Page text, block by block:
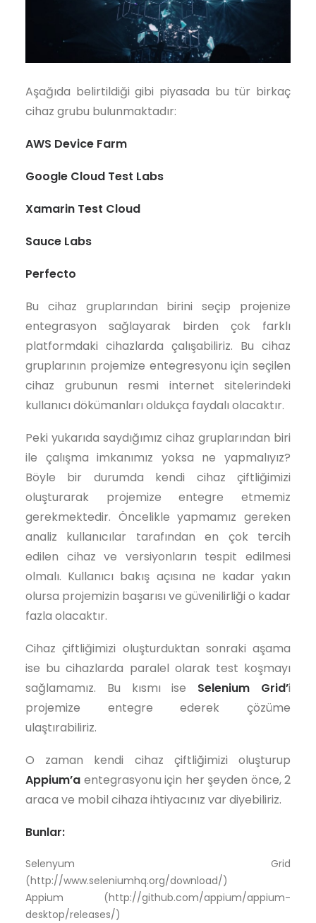
Aşağıda belirtildiği gibi piyasada bu tür birkaç
cihaz grubu bulunmaktadır:
AWS Device Farm
Google Cloud Test Labs
Xamarin Test Cloud
Sauce Labs
Perfecto
Bu cihaz gruplarından birini seçip projenize
entegrasyon sağlayarak birden çok farklı
platformdaki cihazlarda çalışabiliriz. Bu cihaz
gruplarının projemize entegresyonu için seçilen
cihaz grubunun resmi internet sitelerindeki
kullanıcı dökümanları oldukça faydalı olacaktır.
Peki yukarıda saydığımız cihaz gruplarından biri
ile çalışma imkanımız yoksa ne yapmalıyız?
Böyle bir durumda kendi cihaz çiftliğimizi
oluşturarak projemize entegre etmemiz
gerekmektedir. Öncelikle yapmamız gereken
analiz kullanıcılar tarafından en çok tercih
edilen cihaz ve versiyonların tespit edilmesi
olmalı. Kullanıcı bakış açısına ne kadar yakın
olursa projemizin başarısı ve güvenilirliği o kadar
fazla olacaktır.
Cihaz çiftliğimizi oluşturduktan sonraki aşama
ise bu cihazlarda paralel olarak test koşmayı
sağlamamız. Bu kısmı ise Selenium Grid’i
projemize entegre ederek çözüme
ulaştırabiliriz.
O zaman kendi cihaz çiftliğimizi oluşturup
Appium’a entegrasyonu için her şeyden önce, 2
araca ve mobil cihaza ihtiyacınız var diyebiliriz.
Bunlar:
Selenyum Grid
(http://www.seleniumhq.org/download/)
Appium (http://github.com/appium/appium-
desktop/releases/)